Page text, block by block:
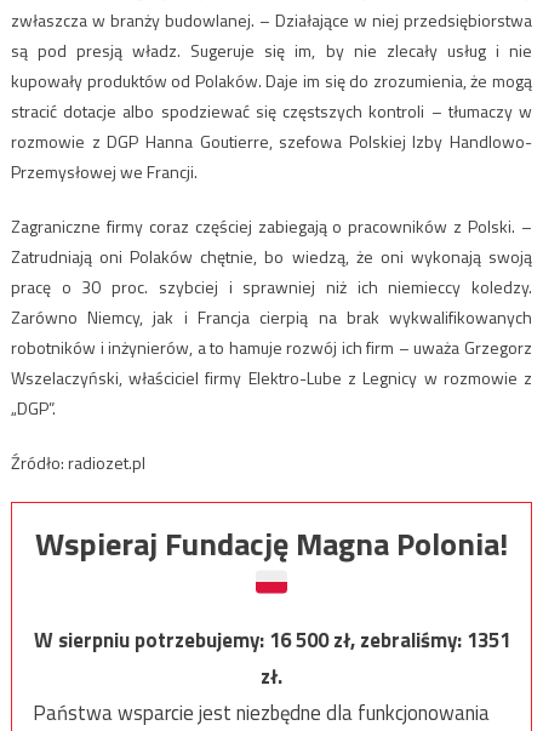
zwłaszcza w branży budowlanej. – Działające w niej przedsiębiorstwa
są pod presją władz. Sugeruje się im, by nie zlecały usług i nie
kupowały produktów od Polaków. Daje im się do zrozumienia, że mogą
stracić dotacje albo spodziewać się częstszych kontroli – tłumaczy w
rozmowie z DGP Hanna Goutierre, szefowa Polskiej Izby Handlowo-
Przemysłowej we Francji.
Zagraniczne firmy coraz częściej zabiegają o pracowników z Polski. –
Zatrudniają oni Polaków chętnie, bo wiedzą, że oni wykonają swoją
pracę o 30 proc. szybciej i sprawniej niż ich niemieccy koledzy.
Zarówno Niemcy, jak i Francja cierpią na brak wykwalifikowanych
robotników i inżynierów, a to hamuje rozwój ich firm – uważa Grzegorz
Wszelaczyński, właściciel firmy Elektro-Lube z Legnicy w rozmowie z
„DGP”.
Źródło: radiozet.pl
Wspieraj Fundację Magna Polonia!
W sierpniu potrzebujemy:16 500zł, zebraliśmy:1351
zł.
Państwa wsparcie jest niezbędne dla funkcjonowania